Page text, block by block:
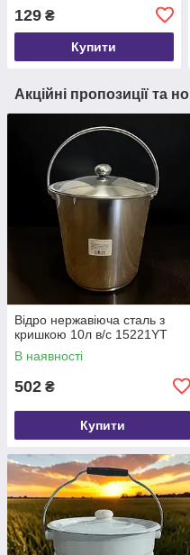
129 ₴
Купити
Акційні пропозиції та
Відро нержавіюча сталь з
кришкою 10л в/с 15221YT
В наявності
502 ₴
Купити